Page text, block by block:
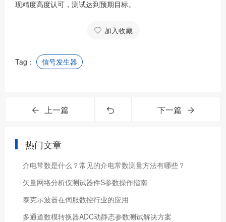
现精度高度认可，测试达到预期目标。
加入收藏
Tag： 信号发生器
上一篇 下一篇
热门文章
介电常数是什么？常见的介电常数测量方法有哪些？
矢量网络分析仪测试器件S参数操作指南
泰克示波器在伺服数控行业的应用
​多通道数模转换器ADC动静态参数测试解决方案